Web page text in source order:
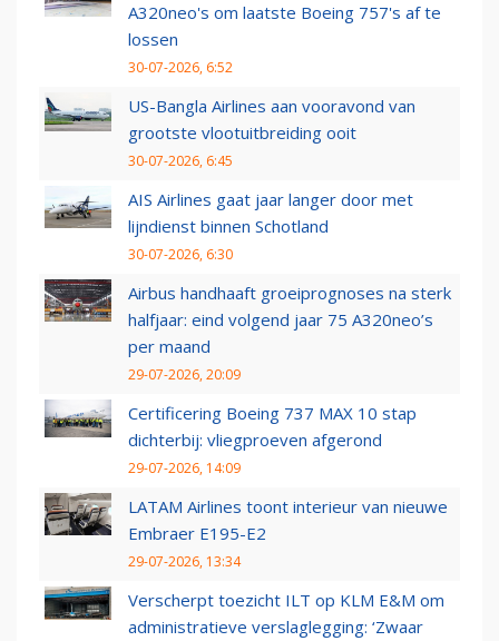
A320neo's om laatste Boeing 757's af te
lossen
30-07-2026, 6:52
US-Bangla Airlines aan vooravond van
grootste vlootuitbreiding ooit
30-07-2026, 6:45
AIS Airlines gaat jaar langer door met
lijndienst binnen Schotland
30-07-2026, 6:30
Airbus handhaaft groeiprognoses na sterk
halfjaar: eind volgend jaar 75 A320neo’s
per maand
29-07-2026, 20:09
Certificering Boeing 737 MAX 10 stap
dichterbij: vliegproeven afgerond
29-07-2026, 14:09
LATAM Airlines toont interieur van nieuwe
Embraer E195-E2
29-07-2026, 13:34
Verscherpt toezicht ILT op KLM E&M om
administratieve verslaglegging: ‘Zwaar